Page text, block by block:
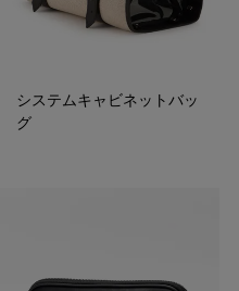
システムキャビネットバッ
グ